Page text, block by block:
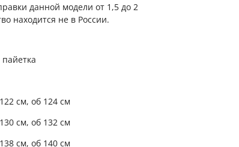
данной модели от 1,5 до 2
находится не в России.
см, об 124 см
см, об 132 см
см, об 140 см